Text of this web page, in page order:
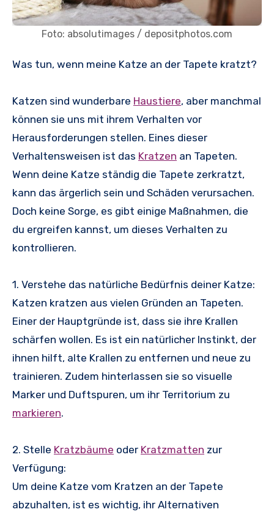
Foto: absolutimages / depositphotos.com
Was tun, wenn meine Katze an der Tapete kratzt?
Katzen sind wunderbare Haustiere, aber manchmal
können sie uns mit ihrem Verhalten vor
Herausforderungen stellen. Eines dieser
Verhaltensweisen ist das Kratzen an Tapeten.
Wenn deine Katze ständig die Tapete zerkratzt,
kann das ärgerlich sein und Schäden verursachen.
Doch keine Sorge, es gibt einige Maßnahmen, die
du ergreifen kannst, um dieses Verhalten zu
kontrollieren.
1. Verstehe das natürliche Bedürfnis deiner Katze:
Katzen kratzen aus vielen Gründen an Tapeten.
Einer der Hauptgründe ist, dass sie ihre Krallen
schärfen wollen. Es ist ein natürlicher Instinkt, der
ihnen hilft, alte Krallen zu entfernen und neue zu
trainieren. Zudem hinterlassen sie so visuelle
Marker und Duftspuren, um ihr Territorium zu
markieren.
2. Stelle Kratzbäume oder Kratzmatten zur
Verfügung:
Um deine Katze vom Kratzen an der Tapete
abzuhalten, ist es wichtig, ihr Alternativen